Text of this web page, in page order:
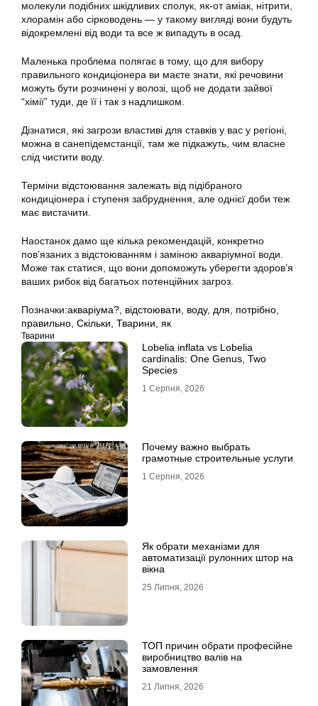
молекули подібних шкідливих сполук, як-от аміак, нітрити,
хлорамін або сірководень — у такому вигляді вони будуть
відокремлені від води та все ж випадуть в осад.
Маленька проблема полягає в тому, що для вибору
правильного кондиціонера ви маєте знати, які речовини
можуть бути розчинені у волозі, щоб не додати зайвої
“хімії” туди, де її і так з надлишком.
Дізнатися, які загрози властиві для ставків у вас у регіоні,
можна в санепідемстанції, там же підкажуть, чим власне
слід чистити воду.
Терміни відстоювання залежать від підібраного
кондиціонера і ступеня забруднення, але однієї доби теж
має вистачити.
Наостанок дамо ще кілька рекомендацій, конкретно
пов’язаних з відстоюванням і заміною акваріумної води.
Може так статися, що вони допоможуть уберегти здоров’я
ваших рибок від багатьох потенційних загроз.
Позначки:акваріума? відстоювати воду, для потрібно
правильно Скільки Тварини як
Тварини
Lobelia inflata vs Lobelia
cardinalis: One Genus, Two
Species
1 Серпня, 2026
Почему важно выбрать
грамотные строительные услуги
1 Серпня, 2026
Як обрати механізми для
автоматизації рулонних штор на
вікна
25 Липня, 2026
ТОП причин обрати професійне
виробництво валів на
замовлення
21 Липня, 2026